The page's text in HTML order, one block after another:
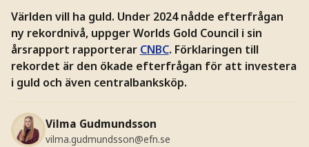
Världen vill ha guld. Under 2024 nådde efterfrågan
ny rekordnivå, uppger Worlds Gold Council i sin
årsrapport rapporterar CNBC. Förklaringen till
rekordet är den ökade efterfrågan för att investera
i guld och även centralbanksköp.
Vilma Gudmundsson
vilma.gudmundsson@efn.se